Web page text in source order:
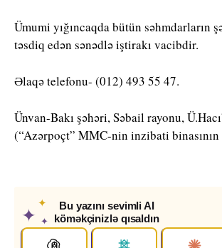
Ümumi yığıncaqda bütün səhmdarların
təsdiq edən sənədlə iştirakı vacibdir.
Əlaqə telefonu- (012) 493 55 47.
Ünvan-Bakı şəhəri, Səbail rayonu,
(“Azərpoçt” MMC-nin inzibati binasının
✦
✦
✦
Bu yazını sevimli AI
köməkçinizlə qısaldın